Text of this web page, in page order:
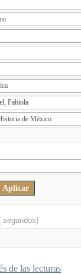
segundos)
de las lecturas